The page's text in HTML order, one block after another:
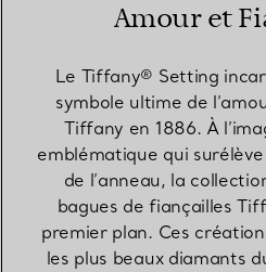
Amour et
Le Tiffany® Setting
symbole ultime de
Tiffany en 1886. À
emblématique qui
de l’anneau, la
bagues de fiançailles
premier plan. Ces
les plus beaux diamants